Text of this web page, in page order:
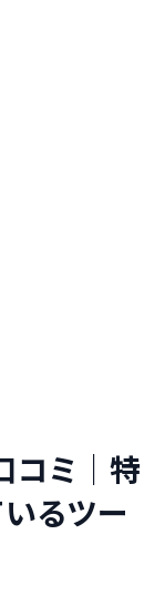
コミ｜特
るツー